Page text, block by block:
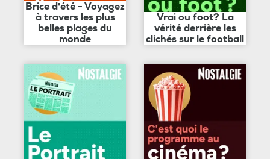
Brice d'été - Voyagez
à travers les plus
belles plages du
monde
Vrai ou foot? La
vérité derrière les
clichés sur le football